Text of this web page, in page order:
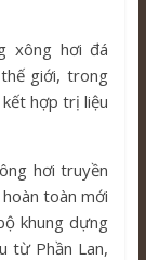
xông hơi đá
giới, trong
hợp trị liệu
hơi truyền
toàn mới
khung dựng
từ Phần Lan,